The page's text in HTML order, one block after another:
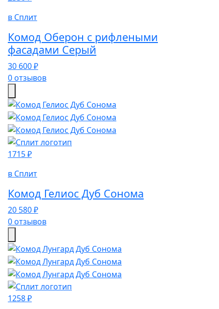
в Сплит
Комод Оберон с рифлеными
фасадами Серый
30 600 ₽
0 отзывов
1715 ₽
в Сплит
Комод Гелиос Дуб Сонома
20 580 ₽
0 отзывов
1258 ₽